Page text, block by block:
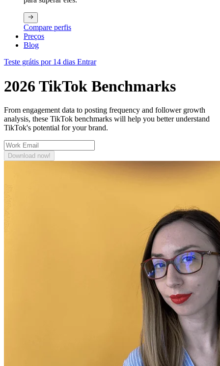
Compare perfis
Preços
Blog
Teste grátis por 14 dias Entrar
2026 TikTok Benchmarks
From engagement data to posting frequency and follower growth
analysis, these TikTok benchmarks will help you better understand
TikTok's potential for your brand.
Download now!